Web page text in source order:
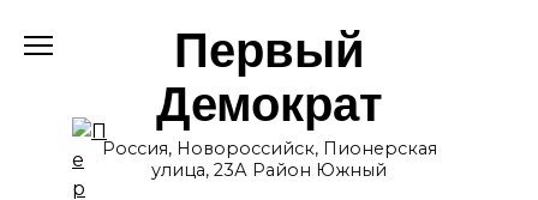
Первый
Демократ
Россия, Новороссийск, Пионерская
улица, 23А Район Южный